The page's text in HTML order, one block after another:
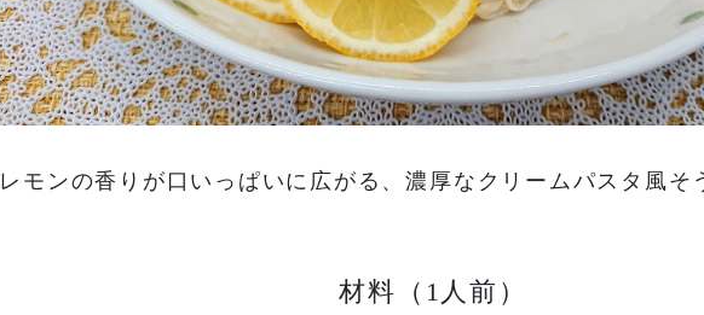
レモンの香りが口いっぱいに広がる、濃厚なクリームパスタ風そ
材料（1人前）